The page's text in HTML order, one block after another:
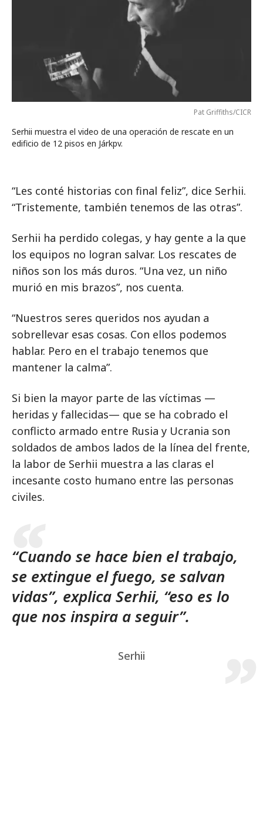
Pat Griffiths/CICR
Serhii muestra el video de una operación de rescate en un
edificio de 12 pisos en Járkpv.
“Les conté historias con final feliz”, dice Serhii.
“Tristemente, también tenemos de las otras”.
Serhii ha perdido colegas, y hay gente a la que
los equipos no logran salvar. Los rescates de
niños son los más duros. “Una vez, un niño
murió en mis brazos”, nos cuenta.
“Nuestros seres queridos nos ayudan a
sobrellevar esas cosas. Con ellos podemos
hablar. Pero en el trabajo tenemos que
mantener la calma”.
Si bien la mayor parte de las víctimas —
heridas y fallecidas— que se ha cobrado el
conflicto armado entre Rusia y Ucrania son
soldados de ambos lados de la línea del frente,
la labor de Serhii muestra a las claras el
incesante costo humano entre las personas
civiles.
“Cuando se hace bien el trabajo,
se extingue el fuego, se salvan
vidas”, explica Serhii, “eso es lo
que nos inspira a seguir”.
Serhii